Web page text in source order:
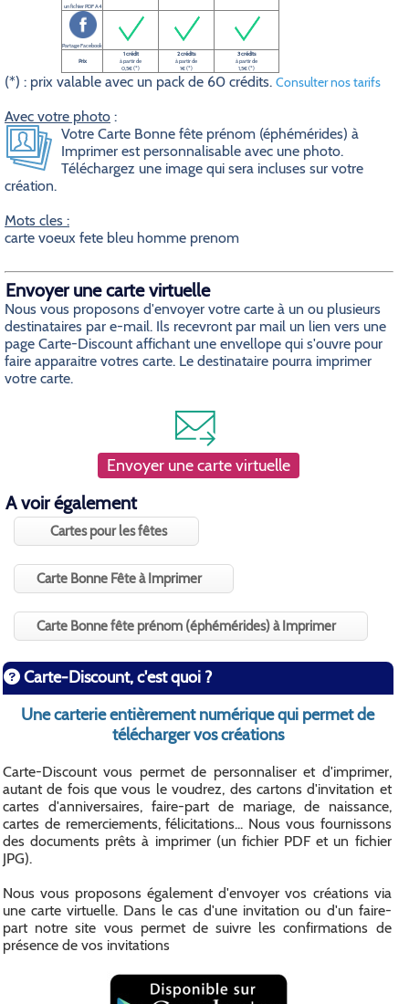
Cartes pour les fêtes
Carte Bonne Fête à Imprimer
Carte Bonne fête prénom (éphémérides) à Imprimer
un fichier PDF A4
Partage Facebook
Prix
1 crédit
à partir de
0,5€ (*)
2 crédits
à partir de
1€ (*)
3 crédits
à partir de
1,5€ (*)
(*) : prix valable avec un pack de 60 crédits. Consulter nos tarifs
Avec votre photo :
Votre Carte Bonne fête prénom (éphémérides) à
Imprimer est personnalisable avec une photo.
Téléchargez une image qui sera incluses sur votre
création.
Mots cles :
carte voeux fete bleu homme prenom
Envoyer une carte virtuelle
Nous vous proposons d'envoyer votre carte à un ou plusieurs
destinataires par e-mail. Ils recevront par mail un lien vers une
page Carte-Discount affichant une envellope qui s'ouvre pour
faire apparaitre votres carte. Le destinataire pourra imprimer
votre carte.
Envoyer une carte virtuelle
A voir également
Carte-Discount, c'est quoi ?
Une carterie entièrement numérique qui permet de
télécharger vos créations
Carte-Discount vous permet de personnaliser et d'imprimer,
autant de fois que vous le voudrez, des cartons d'invitation et
cartes d'anniversaires, faire-part de mariage, de naissance,
cartes de remerciements, félicitations... Nous vous fournissons
des documents prêts à imprimer (un fichier PDF et un fichier
JPG).
Nous vous proposons également d'envoyer vos créations via
une carte virtuelle. Dans le cas d'une invitation ou d'un faire-
part notre site vous permet de suivre les confirmations de
présence de vos invitations